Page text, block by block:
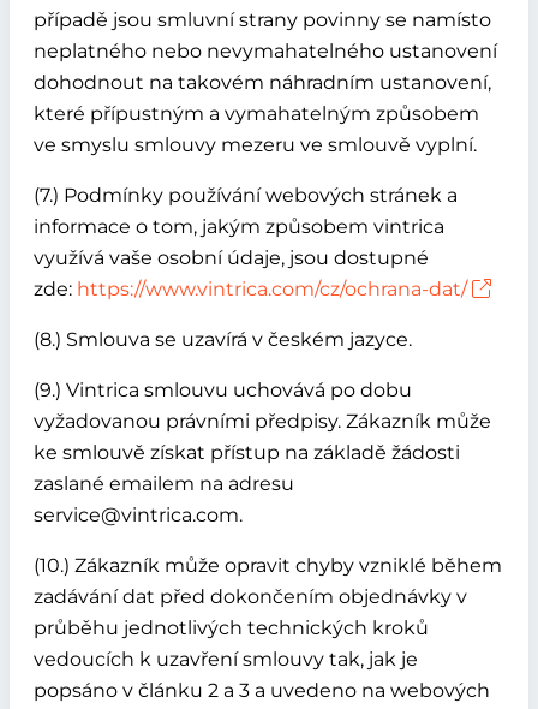
případě jsou smluvní strany povinny se namísto
neplatného nebo nevymahatelného ustanovení
dohodnout na takovém náhradním ustanovení,
které přípustným a vymahatelným způsobem
ve smyslu smlouvy mezeru ve smlouvě vyplní.
(7.) Podmínky používání webových stránek a
informace o tom, jakým způsobem vintrica
využívá vaše osobní údaje, jsou dostupné
zde: https://www.vintrica.com/cz/ochrana-dat/
(8.) Smlouva se uzavírá v českém jazyce.
(9.) Vintrica smlouvu uchovává po dobu
vyžadovanou právními předpisy. Zákazník může
ke smlouvě získat přístup na základě žádosti
zaslané emailem na adresu
service@vintrica.com.
(10.) Zákazník může opravit chyby vzniklé během
zadávání dat před dokončením objednávky v
průběhu jednotlivých technických kroků
vedoucích k uzavření smlouvy tak, jak je
popsáno v článku 2 a 3 a uvedeno na webových